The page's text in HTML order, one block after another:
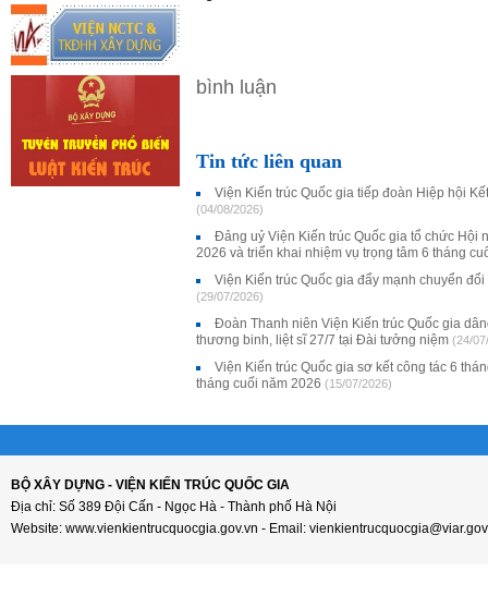
bình luận
Tin tức liên quan
Viện Kiến trúc Quốc gia tiếp đoàn Hiệp hội
(04/08/2026)
Đảng uỷ Viện Kiến trúc Quốc gia tổ chức Hội
2026 và triển khai nhiệm vụ trọng tâm 6 tháng
Viện Kiến trúc Quốc gia đẩy mạnh chuyển
(29/07/2026)
Đoàn Thanh niên Viện Kiến trúc Quốc gia
thương binh, liệt sĩ 27/7 tại Đài tưởng niệm (24/
Viện Kiến trúc Quốc gia sơ kết công tác 6
tháng cuối năm 2026 (15/07/2026)
BỘ XÂY DỰNG - VIỆN KIẾN TRÚC QUỐC GIA
Địa chỉ: Số 389 Đội Cấn - Ngọc Hà - Thành phố Hà Nội
Website: www.vienkientrucquocgia.gov.vn - Email: